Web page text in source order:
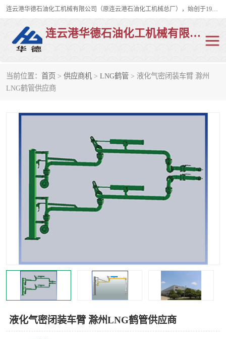
连云港华德石油化工机械有限公司（原连云港石油化工机械总厂），始创于1982年，是从事码头船用流体装卸臂、陆用流体装卸臂（鹤管）、活动梯、钢构平台、定量装车系统等全系列流体装卸设备的设计、制造、销售以及服务的专业供应商。
连云港华德石油化工机械有限公司
当前位置： 首页 > 供应商机 > LNG鹤管 > 液化气密闭装车臂 滁州
LNG鹤管供应商
液化气密闭装车臂 滁州LNG鹤管供应商
陆用流体装卸臂
液氨鹤管 液氯鹤管
活动梯
平台栈桥
装车鹤管 输油臂
紧急脱离干式接头
汽车鹤管
底部鹤管 低温鹤管
浮动出油装置 鹤管